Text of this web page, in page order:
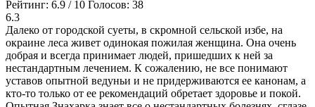
Рейтинг: 6.9 / 10 Голосов: 38
6.3
Далеко от городской суеты, в скромной сельской избе, на
окраине леса живет одинокая пожилая женщина. Она очень
добрая и всегда принимает людей, пришедших к ней за
нестандартным лечением. К сожалению, не все понимают
уставов опытной ведуньи и не придерживаются ее канонам, а
кто-то только от ее рекомендаций обретает здоровье и покой.